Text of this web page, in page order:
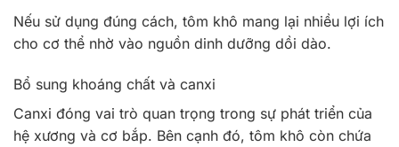
Nếu sử dụng đúng cách, tôm khô mang lại nhiều lợi ích
cho cơ thể nhờ vào nguồn dinh dưỡng dồi dào.
Bổ sung khoáng chất và canxi
Canxi đóng vai trò quan trọng trong sự phát triển của
hệ xương và cơ bắp. Bên cạnh đó, tôm khô còn chứa